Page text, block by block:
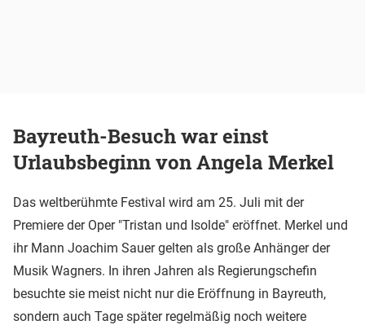
Bayreuth-Besuch war einst
Urlaubsbeginn von Angela Merkel
Das weltberühmte Festival wird am 25. Juli mit der
Premiere der Oper "Tristan und Isolde" eröffnet. Merkel und
ihr Mann Joachim Sauer gelten als große Anhänger der
Musik Wagners. In ihren Jahren als Regierungschefin
besuchte sie meist nicht nur die Eröffnung in Bayreuth,
sondern auch Tage später regelmäßig noch weitere